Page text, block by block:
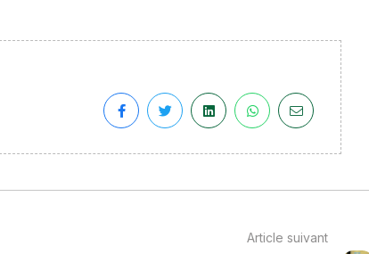
Article suivant